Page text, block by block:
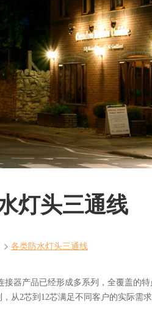
灯头三通线
各类防水灯头三通线
产品已经形成多系列，全覆盖的特
到12芯满足不同客户的实际需求。